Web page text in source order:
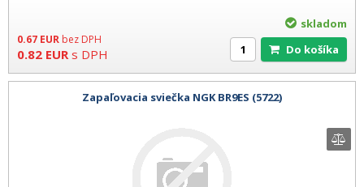
0.67 EUR bez DPH
0.82 EUR s DPH
skladom
Do košíka
Zapaľovacia sviečka NGK BR9ES (5722)